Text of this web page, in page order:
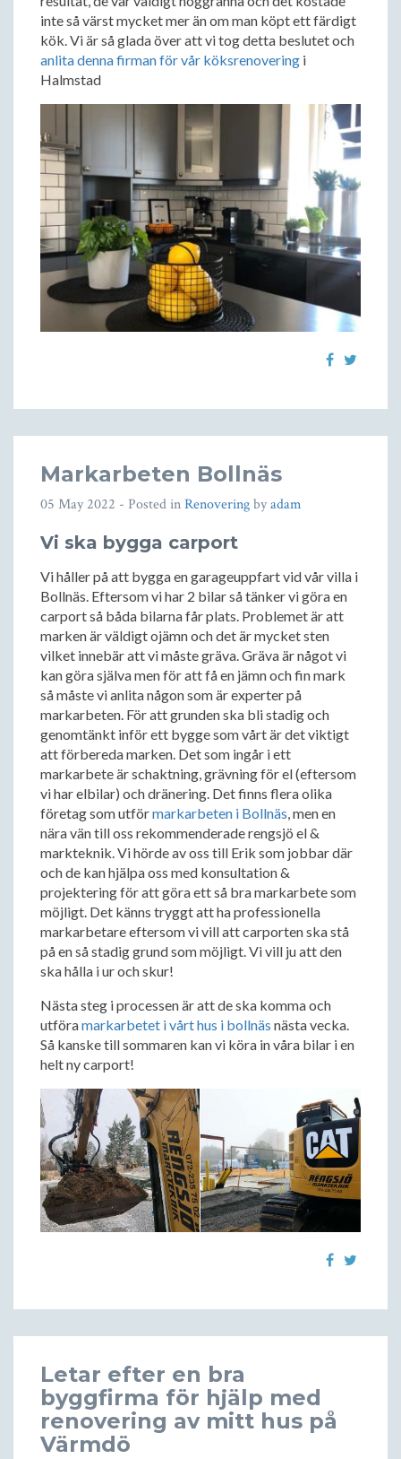
inte så värst mycket mer än om man köpt ett färdigt
kök. Vi är så glada över att vi tog detta beslutet och
anlita denna firman för vår köksrenovering i
Halmstad
Markarbeten Bollnäs
05 May 2022 - Posted inRenoveringbyadam
Vi ska bygga carport
Vi håller på att bygga en garageuppfart vid vår villa i
Bollnäs. Eftersom vi har 2 bilar så tänker vi göra en
carport så båda bilarna får plats. Problemet är att
marken är väldigt ojämn och det är mycket sten
vilket innebär att vi måste gräva. Gräva är något vi
kan göra själva men för att få en jämn och fin mark
så måste vi anlita någon som är experter på
markarbeten. För att grunden ska bli stadig och
genomtänkt inför ett bygge som vårt är det viktigt
att förbereda marken. Det som ingår i ett
markarbete är schaktning, grävning för el (eftersom
vi har elbilar) och dränering. Det finns flera olika
företag som utförmarkarbeten i Bollnäs , men en
nära vän till oss rekommenderade rengsjö el &
markteknik. Vi hörde av oss till Erik som jobbar där
och de kan hjälpa oss med konsultation &
projektering för att göra ett så bra markarbete som
möjligt. Det känns tryggt att ha professionella
markarbetare eftersom vi vill att carporten ska stå
på en så stadig grund som möjligt. Vi vill ju att den
ska hålla i ur och skur!
Nästa steg i processen är att de ska komma och
utföramarkarbetet i vårt hus i bollnäs nästa vecka.
Så kanske till sommaren kan vi köra in våra bilar i en
helt ny carport!
Letar efter en bra
byggfirma för hjälp med
renovering av mitt hus på
Värmdö